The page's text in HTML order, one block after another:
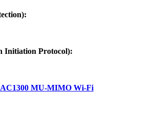
Initiation Protocol):
MU-MIMO Wi-Fi